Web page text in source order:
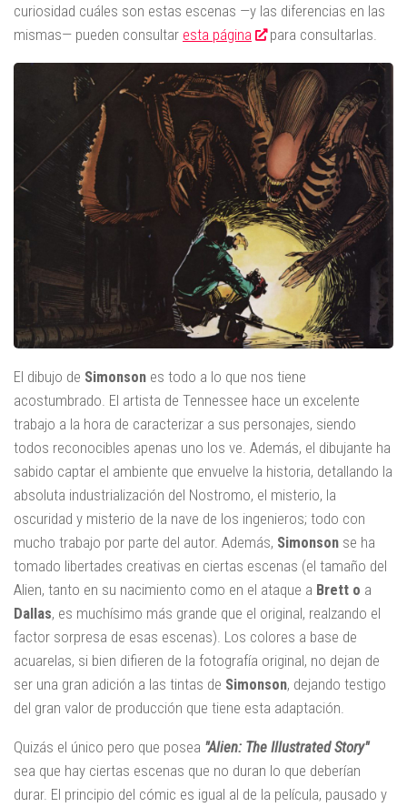
curiosidad cuáles son estas escenas —y las diferencias en las
mismas— pueden consultar esta página para consultarlas.
El dibujo de Simonson es todo a lo que nos tiene
acostumbrado. El artista de Tennessee hace un excelente
trabajo a la hora de caracterizar a sus personajes, siendo
todos reconocibles apenas uno los ve. Además, el dibujante ha
sabido captar el ambiente que envuelve la historia, detallando la
absoluta industrialización del Nostromo, el misterio, la
oscuridad y misterio de la nave de los ingenieros; todo con
mucho trabajo por parte del autor. Además, Simonson se ha
tomado libertades creativas en ciertas escenas (el tamaño del
Alien, tanto en su nacimiento como en el ataque a Brett o a
Dallas, es muchísimo más grande que el original, realzando el
factor sorpresa de esas escenas). Los colores a base de
acuarelas, si bien difieren de la fotografía original, no dejan de
ser una gran adición a las tintas de Simonson, dejando testigo
del gran valor de producción que tiene esta adaptación.
Quizás el único pero que posea "Alien: The Illustrated Story"
sea que hay ciertas escenas que no duran lo que deberían
durar. El principio del cómic es igual al de la película, pausado y